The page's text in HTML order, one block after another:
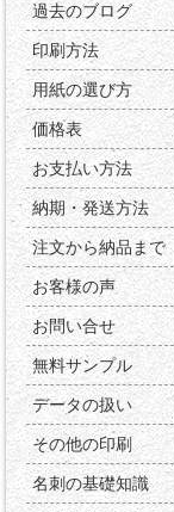
過去のブログ
印刷方法
用紙の選び方
価格表
お支払い方法
納期・発送方法
注文から納品まで
お客様の声
お問い合せ
無料サンプル
データの扱い
その他の印刷
名刺の基礎知識